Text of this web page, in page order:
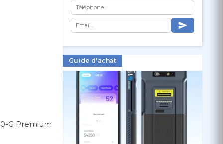
G Premium
Guide d'achat